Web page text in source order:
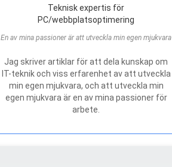
Teknisk expertis för
PC/webbplatsoptimering
En av mina passioner är att utveckla min egen mjukvara
Jag skriver artiklar för att dela kunskap om
IT-teknik och viss erfarenhet av att utveckla
min egen mjukvara, och att utveckla min
egen mjukvara är en av mina passioner för
arbete.